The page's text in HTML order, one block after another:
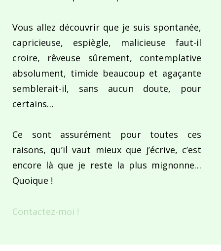
Vous allez découvrir que je suis spontanée,
capricieuse, espiègle, malicieuse faut-il
croire, rêveuse sûrement, contemplative
absolument, timide beaucoup et agaçante
semblerait-il, sans aucun doute, pour
certains…
Ce sont assurément pour toutes ces
raisons, qu’il vaut mieux que j’écrive, c’est
encore là que je reste la plus mignonne…
Quoique !
Contactez-moi !